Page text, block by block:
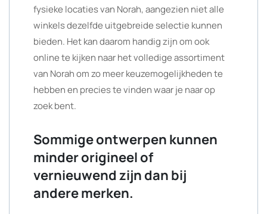
fysieke locaties van Norah, aangezien niet alle
winkels dezelfde uitgebreide selectie kunnen
bieden. Het kan daarom handig zijn om ook
online te kijken naar het volledige assortiment
van Norah om zo meer keuzemogelijkheden te
hebben en precies te vinden waar je naar op
zoek bent.
Sommige ontwerpen kunnen
minder origineel of
vernieuwend zijn dan bij
andere merken.